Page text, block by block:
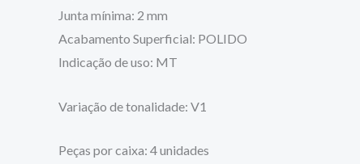
Junta mínima: 2 mm
Acabamento Superficial: POLIDO
Indicação de uso: MT
Variação de tonalidade: V1
Peças por caixa: 4 unidades